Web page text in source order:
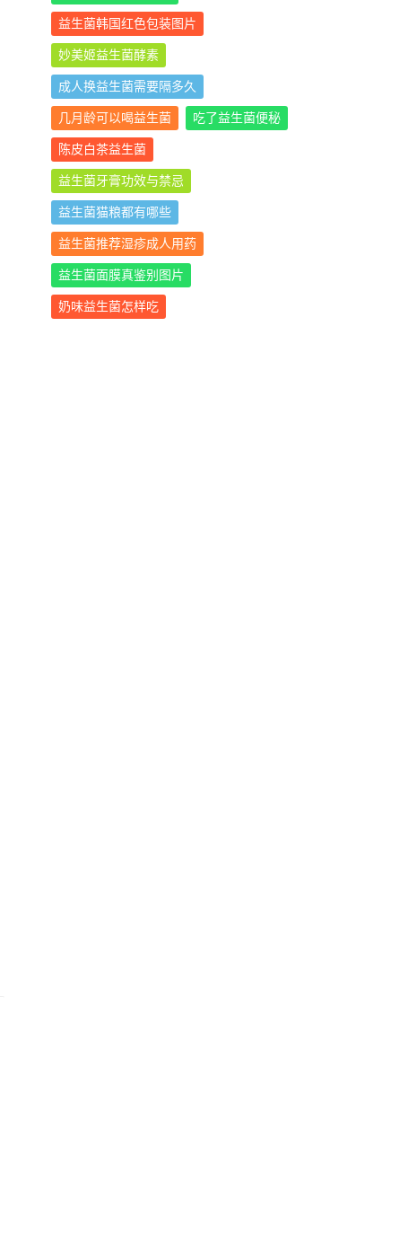
益生菌韩国红色包装图片
妙美姬益生菌酵素
成人换益生菌需要隔多久
几月龄可以喝益生菌 吃了益生菌便秘
陈皮白茶益生菌
益生菌牙膏功效与禁忌
益生菌猫粮都有哪些
益生菌推荐湿疹成人用药
益生菌面膜真鉴别图片
奶味益生菌怎样吃